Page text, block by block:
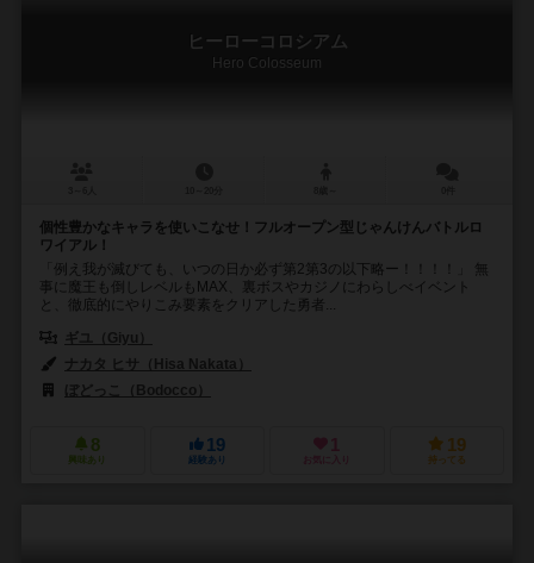
ヒーローコロシアム
Hero Colosseum
個性豊かなキャラを使いこなせ！フルオープン型じゃんけんバトルロ
ワイアル！
「例え我が滅びても、いつの日か必ず第2第3の以下略ー！！！！」 無
事に魔王も倒しレベルもMAX、裏ボスやカジノにわらしべイベント
と、徹底的にやりこみ要素をクリアした勇者...
ギユ（Giyu）
ナカタ ヒサ（Hisa Nakata）
ぼどっこ（Bodocco）
8
興味あり
19
経験あり
1
お気に入り
19
持ってる